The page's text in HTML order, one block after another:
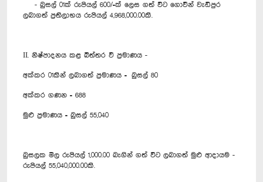
- බුසල් 01ක් රුපියල් 600/=ක් ලෙස ගත් විට ගොවීන් වැඩිපුර
ලබාගත් ප්‍රතිලාභය රුපියල් 4,968,000.00කි.
II. නිෂ්පාදනය කළ බිත්තර වී ප්‍රමාණය -
අක්කර 01කින් ලබාගත් ප්‍රමාණය = බුසල් 80
අක්කර ගණන = 688
මුළු ප්‍රමාණය = බුසල් 55,040
බුසලක මිල රුපියල් 1,000.00 බැගින් ගත් විට ලබාගත් මුළු ආදායම -
රුපියල් 55,040,000.00කි.